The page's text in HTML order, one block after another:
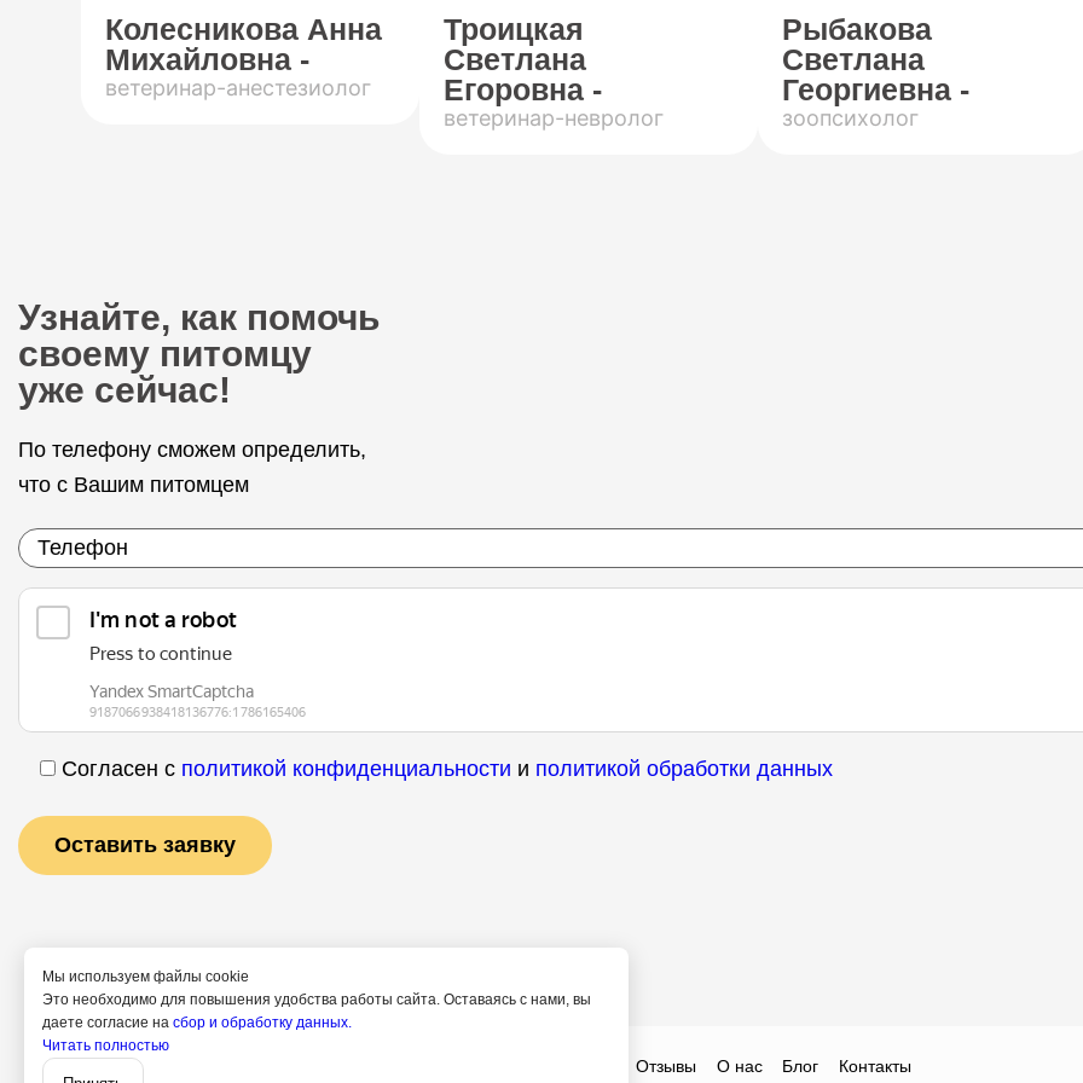
Колесникова Анна
Михайловна -
ветеринар-анестезиолог
Троицкая
Светлана
Егоровна -
ветеринар-невролог
Рыбакова
Светлана
Георгиевна -
зоопсихолог
Узнайте, как помочь
своему питомцу
уже сейчас!
По телефону сможем определить,
что с Вашим питомцем
Согласен с политикой конфиденциальности и политикой обработки данных
Мы используем файлы cookie
Это необходимо для повышения удобства работы сайта. Оставаясь с нами, вы
даете согласие на сбор и обработку данных.
Читать полностью
Отзывы О нас Блог Контакты